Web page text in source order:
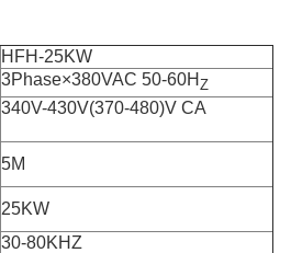
HFH-25KW
3Phase×380VAC 50-60H Z
340V-430V(370-480)V CA
5M
25KW
30-80KHZ